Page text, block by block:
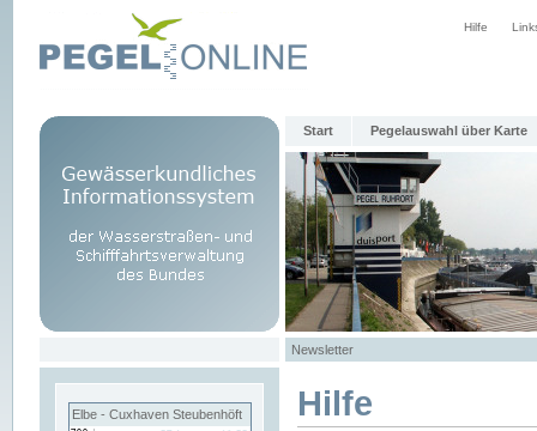
Hilfe
Start Pegelauswahl über Karte
Newsletter
Elbe - Cuxhaven Steubenhöft Hilfe